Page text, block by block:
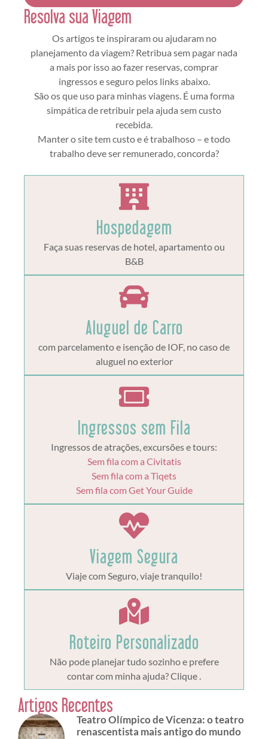
Resolva sua Viagem
Os artigos te inspiraram ou ajudaram no
planejamento da viagem? Retribua sem pagar nada
a mais por isso ao fazer reservas, comprar
ingressos e seguro pelos links abaixo.
São os que uso para minhas viagens. É uma forma
simpática de retribuir pela ajuda sem custo
recebida.
Manter o site tem custo e é trabalhoso – e todo
trabalho deve ser remunerado, concorda?
Hospedagem
Faça suas reservas de hotel, apartamento ou
B&B
Aluguel de Carro
com parcelamento e isenção de IOF, no caso de
aluguel no exterior
Ingressos sem Fila
Ingressos de atrações, excursões e tours:
Sem fila com a Civitatis
Sem fila com a Tiqets
Sem fila com Get Your Guide
Viagem Segura
Viaje com Seguro, viaje tranquilo!
Roteiro Personalizado
Não pode planejar tudo sozinho e prefere
contar com minha ajuda? Clique .
Artigos Recentes
Teatro Olímpico de Vicenza: o teatro
renascentista mais antigo do mundo